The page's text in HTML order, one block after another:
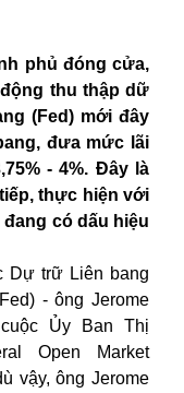
phủ đóng cửa,
thu thập dữ
(Fed) mới đây
đưa mức lãi
- 4%. Đây là
thực hiện với
có dấu hiệu
Dự trữ Liên bang
- ông Jerome
Ủy Ban Thị
Open Market
vậy, ông Jerome